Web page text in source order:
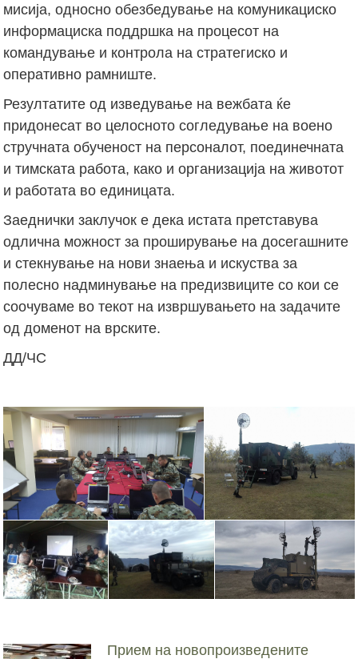
мисија, односно обезбедување на комуникациско
информациска поддршка на процесот на
командување и контрола на стратегиско и
оперативно рамниште.
Резултатите од изведување на вежбата ќе
придонесат во целосното согледување на воено
стручната обученост на персоналот, поединечната
и тимската работа, како и организација на животот
и работата во единицата.
Заеднички заклучок е дека истата претставува
одлична можност за проширување на досегашните
и стекнување на нови знаења и искуства за
полесно надминување на предизвиците со кои се
соочуваме во текот на извршувањето на задачите
од доменот на врските.
ДД/ЧС
Прием на новопроизведените